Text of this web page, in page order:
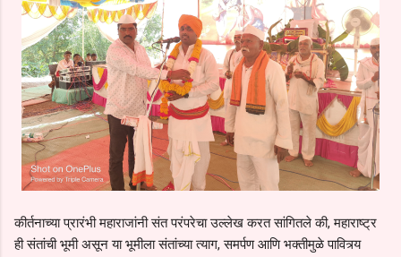
कीर्तनाच्या प्रारंभी महाराजांनी संत परंपरेचा उल्लेख करत सांगितले की, महाराष्ट्र
ही संतांची भूमी असून या भूमीला संतांच्या त्याग, समर्पण आणि भक्तीमुळे पावित्र्य